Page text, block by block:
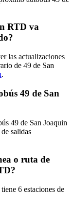
RTD va
las actualizaciones
de 49 de San
.
49 de San
49 de San Joaquin
salidas
o ruta de
6 estaciones de